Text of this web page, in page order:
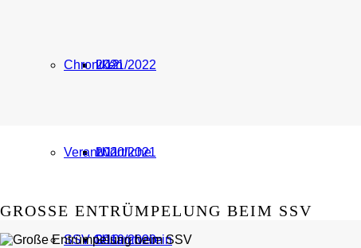
U12
U11
U10
2021/2022
2020/2021
2019/2020
Chroniken
Verantwortliche
SSV Gesamtverein
GROSSE ENTRÜMPELUNG BEIM SSV